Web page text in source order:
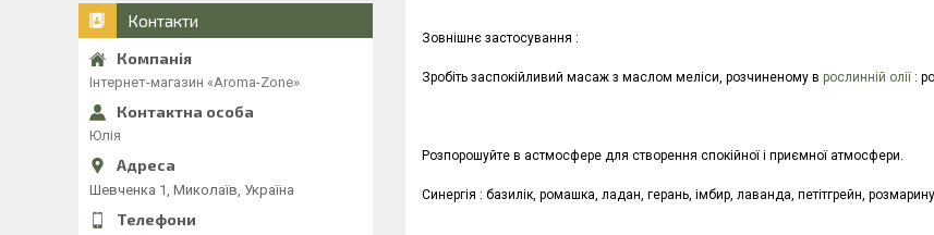
Зовнішнє застосування :
Зробіть заспокійливий масаж з маслом меліси, розчиненому в рослинній олії:
Розпорошуйте в астмосфере для створення спокійної і приємної атмосфери.
Синергія : базилік, ромашка, ладан, герань, імбир, лаванда, петітгрейн,
Контакти
Інтернет-магазин «Aroma-Zone»
Юлія
Шевченка 1, Миколаїв, Україна